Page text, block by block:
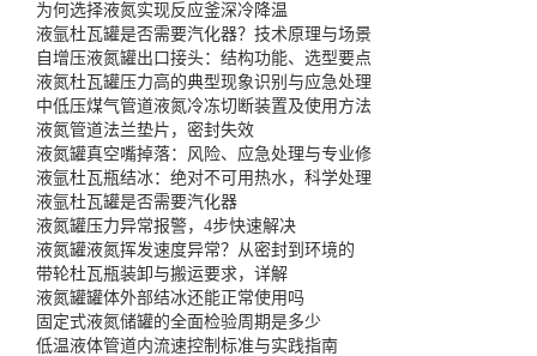
为何选择液氮实现反应釜深冷降温
液氩杜瓦罐是否需要汽化器？技术原理与场景
自增压液氮罐出口接头：结构功能、选型要点
液氮杜瓦罐压力高的典型现象识别与应急处理
中低压煤气管道液氮冷冻切断装置及使用方法
液氮管道法兰垫片，密封失效
液氮罐真空嘴掉落：风险、应急处理与专业修
液氩杜瓦瓶结冰：绝对不可用热水，科学处理
液氩杜瓦罐是否需要汽化器
液氮罐压力异常报警，4步快速解决
液氮罐液氮挥发速度异常？从密封到环境的
带轮杜瓦瓶装卸与搬运要求，详解
液氮罐罐体外部结冰还能正常使用吗
固定式液氮储罐的全面检验周期是多少
低温液体管道内流速控制标准与实践指南